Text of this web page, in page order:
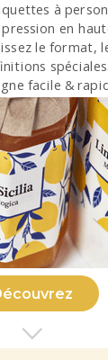
à
en
le format,
spéciales.
facile &